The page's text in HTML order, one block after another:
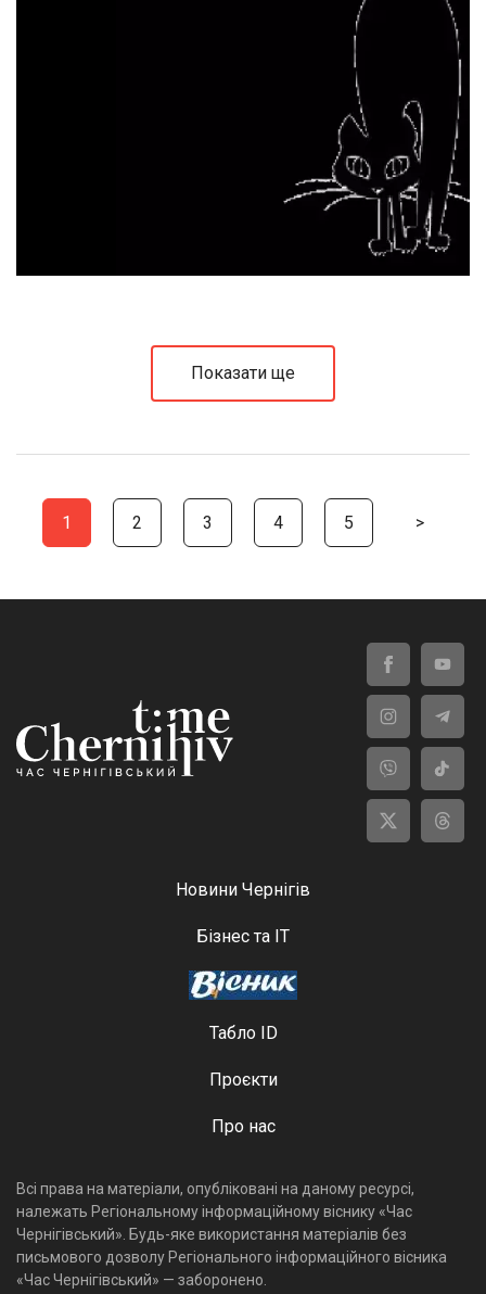
Показати ще
1 2 3 4 5 >
Новини Чернігів
Бізнес та ІТ
Табло ID
Проєкти
Про нас
Всі права на матеріали, опубліковані на даному ресурсі,
належать Регіональному інформаційному віснику «Час
Чернігівський». Будь-яке використання матеріалів без
письмового дозволу Регіонального інформаційного вісника
«Час Чернігівський» — заборонено.